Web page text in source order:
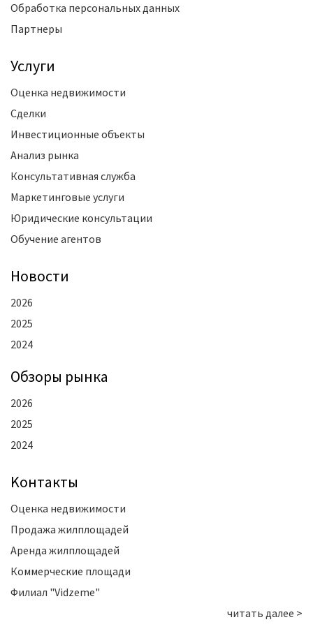
Обработка персональных данных
Партнеры
Услуги
Оценка недвижимости
Сделки
Инвестиционные объекты
Анализ рынка
Консультативная служба
Маркетинговые услуги
Юридические консультации
Обучение агентов
Новости
2026
2025
2024
Oбзоры рынка
2026
2025
2024
Kонтакты
Оценка недвижимости
Продажа жилплощадей
Аренда жилплощадей
Коммерческие площади
Филиал "Vidzeme"
читать далее >